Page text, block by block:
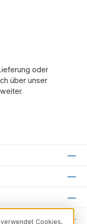
oder
über unser
Cookies,